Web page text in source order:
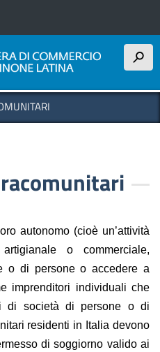
principale
h
autonomo (cioè un’attività
o commerciale,
o di persone o accedere a
imprenditori individuali che
di società di persone o di
residenti in Italia devono
di soggiorno valido ai